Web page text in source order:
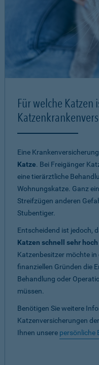
Für welche Katzen
Eine
Katze. Bei Freigänger
eine tierärztliche
Wohnungskatze. Ganz
Streifzügen anderen
Stubentiger.
Entscheidend ist jedoch,
Katzen schnell sehr
Katzenbesitzer möchte
finanziellen Gründen die
Behandlung oder
müssen.
Benötigen Sie weitere
Katzenversicherungen
Ihnen unsere persönliche